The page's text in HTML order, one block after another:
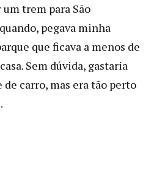
trem para São
pegava minha
que ficava a menos de
Sem dúvida, gastaria
de carro, mas era tão perto